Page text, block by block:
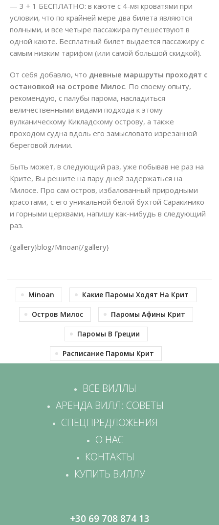
— 3 + 1 БЕСПЛАТНО: в каюте с 4-мя кроватями при
условии, что по крайней мере два билета являются
полными, и все четыре пассажира путешествуют в
одной каюте. Бесплатный билет выдается пассажиру с
самым низким тарифом (или самой большой скидкой).
От себя добавлю, что дневные маршруты проходят с
остановкой на острове Милос. По своему опыту,
рекомендую, с палубы парома, насладиться
величественными видами подхода к этому
вулканическому Кикладскому острову, а также
проходом судна вдоль его замысловато изрезанной
береговой линии.
Быть может, в следующий раз, уже побывав не раз на
Крите, Вы решите на пару дней задержаться на
Милосе. Про сам остров, избалованный природными
красотами, с его уникальной белой бухтой Саракинико
и горными церквами, напишу как-нибудь в следующий
раз.
{gallery}blog/Minoan{/gallery}
Minoan Какие Паромы Ходят На Крит
Остров Милос Паромы Афины Крит
Паромы В Греции
Расписание Паромы Крит
ВСЕ ВИЛЛЫ
АРЕНДА ВИЛЛ: СОВЕТЫ
СПЕЦПРЕДЛОЖЕНИЯ
О НАС
КОНТАКТЫ
КУПИТЬ ВИЛЛУ
+30 69 708 874 13